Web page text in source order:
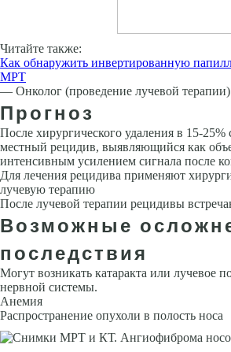
Читайте также:
Как обнаружить инвертированную
МРТ
— Онколог (проведение лучевой терапии)
Прогноз
После хирургического удаления в 15-25%
местный рецидив, выявляющийся как
интенсивным усилением сигнала после
Для лечения рецидива при­меняют
лучевую терапию
После лучевой терапии рецидивы
Возможные
последствия
Могут возникать катаракта или лучевое
нервной системы.
Анемия
Распространение опухоли в полость носа